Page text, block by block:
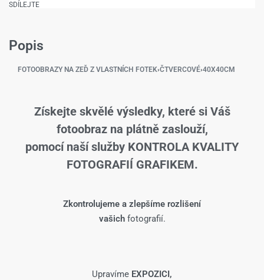
SDÍLEJTE
Popis
FOTOOBRAZY NA ZEĎ Z VLASTNÍCH FOTEK›ČTVERCOVÉ›40X40CM
Získejte skvělé výsledky, které si Váš
fotoobraz na plátně zaslouží,
pomocí naší služby KONTROLA KVALITY
FOTOGRAFIÍ GRAFIKEM.
Zkontrolujeme a zlepšíme rozlišení
vašich fotografií.
Upravíme EXPOZICI,